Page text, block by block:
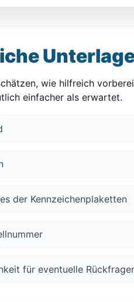
wie hilfreich
einfacher als erwartet.
der Kennzeichenplaketten
für eventuelle